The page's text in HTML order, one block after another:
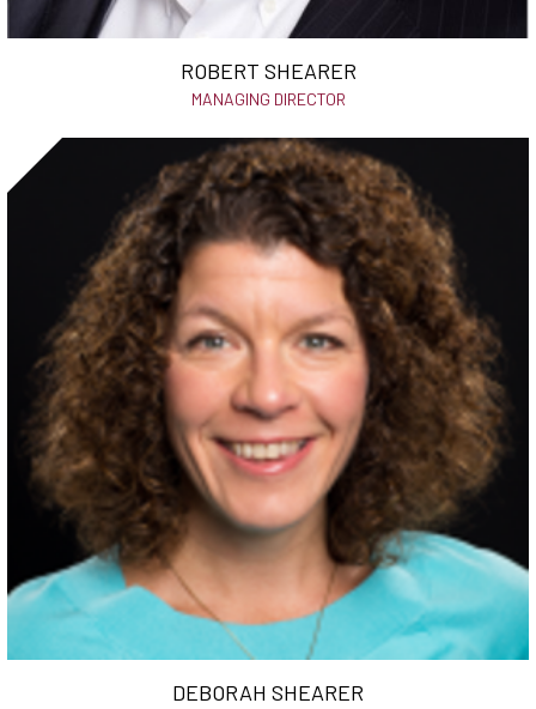
ROBERT SHEARER
MANAGING DIRECTOR
DEBORAH SHEARER